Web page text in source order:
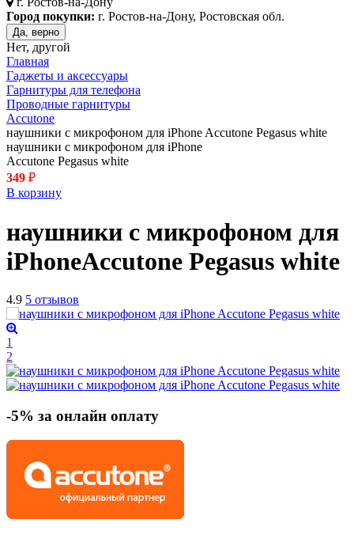
Город покупки: г. Ростов-на-Дону, Ростовская обл.
Да, верно
Нет, другой
Главная
Гаджеты и аксессуары
Гарнитуры для телефона
Проводные гарнитуры
Accutone
наушники с микрофоном для iPhone Accutone Pegasus white
наушники с микрофоном для iPhone
Accutone Pegasus white
349 ₽
В корзину
наушники с микрофоном для
iPhoneAccutone Pegasus white
4.9 5 отзывов
1
2
-5% за онлайн оплату